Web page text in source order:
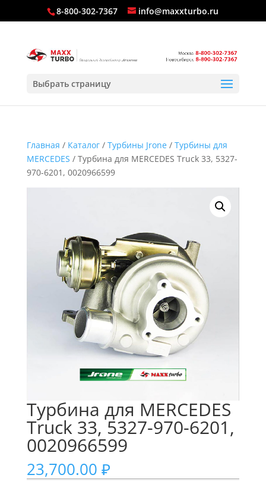
8-800-302-7367 info@maxxturbo.ru
Выбрать страницу
Главная / Каталог/ Турбины Jrone/ Турбины для
MERCEDES / Турбина для MERCEDES Truck 33, 5327-
970-6201, 0020966599
Турбина для MERCEDES
Truck 33, 5327-970-6201,
0020966599
23,700.00 ₽